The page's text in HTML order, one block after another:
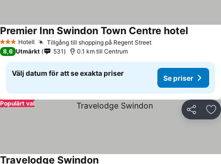
3 StjärnorHotell Tillgång till shopping på Regent StreetSe priser
Premier Inn Swindon Town Centre hotelSe priser
8,6 Utmärkt 531 0.1 km till Centrum
Välj datum för att se exakta priser
Se priser
Dela
Populärt val
Travelodge Swindon